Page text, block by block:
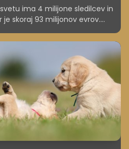
ima 4 milijone sledilcev in
je skoraj 93 milijonov evrov.
najvplivnejšo Instagram
milijone, je Nala živela na cesti.
mačk, ki zaslužijo sanjske vsote